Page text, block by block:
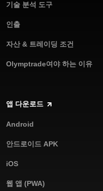
기술 분석 도구
인출
자산 & 트레이딩 조건
Olymptrade여야 하는 이유
앱 다운로드
Android
안드로이드 APK
iOS
웹 앱 (PWA)